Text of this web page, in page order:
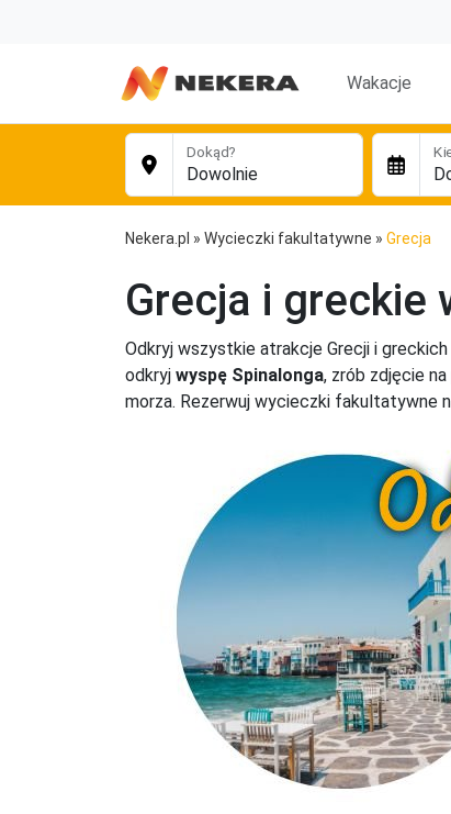
Wakacje
Dokąd?
Nekera.pl » Wycieczki fakultatywne » Grecja
Grecja i greckie
Odkryj wszystkie atrakcje Grecji i
odkryj wyspę Spinalonga, zrób zdjęcie
morza. Rezerwuj wycieczki fakultatywne